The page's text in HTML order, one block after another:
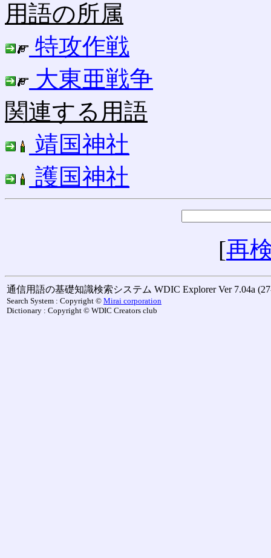
用語の所属
特攻作戦
大東亜戦争
関連する用語
靖国神社
護国神社
[再
通信用語の基礎知識検索システム WDIC Explorer Ver 7.04a
Search System : Copyright © Mirai corporation
Dictionary : Copyright © WDIC Creators club